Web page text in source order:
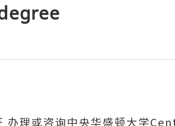
办理或咨询中央华盛顿大学